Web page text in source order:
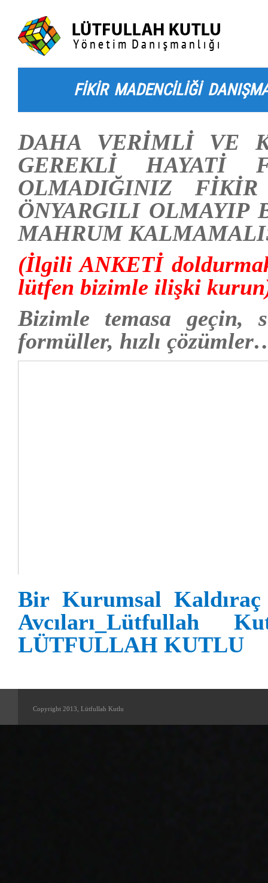
FİKİR MADENCİLİĞİ
DAHA VERİMLİ VE
GEREKLİ HAYATİ
OLMADIĞINIZ
ÖNYARGILI OLMAYIP
MAHRUM
(İlgili ANKETİ
lütfen bizimle ilişki
Bizimle temasa geçin,
formüller, hızlı
Bir Kurumsal
Avcıları_Lütfullah
LÜTFULLAH KUTLU
Copyright 2013, Lütfullah Kutlu